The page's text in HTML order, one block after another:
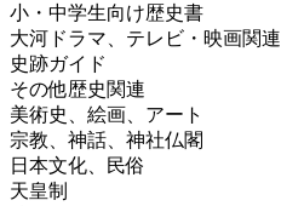
小・中学生向け歴史書
大河ドラマ、テレビ・映画関連
史跡ガイド
その他歴史関連
美術史、絵画、アート
宗教、神話、神社仏閣
日本文化、民俗
天皇制